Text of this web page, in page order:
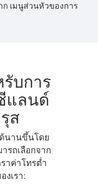
ก เมนูส่วนหัวของการ
บการ
แลนด์
ส
นานขึ้นโดย
รถเลือกจาก
าค่าโทรต่ำ
งเรา: